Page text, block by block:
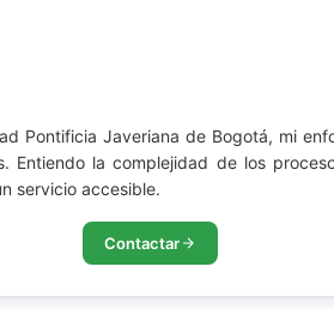
Pontificia Javeriana de Bogotá, mi
Entiendo la complejidad de los
servicio accesible.
Contactar